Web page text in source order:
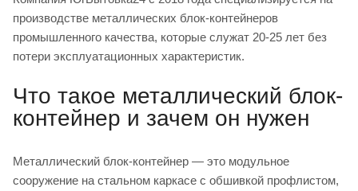
производстве металлических блок-контейнеров
промышленного качества, которые служат 20-25 лет без
потери эксплуатационных характеристик.
Что такое металлический блок-
контейнер и зачем он нужен
Металлический блок-контейнер — это модульное
сооружение на стальном каркасе с обшивкой профлистом,